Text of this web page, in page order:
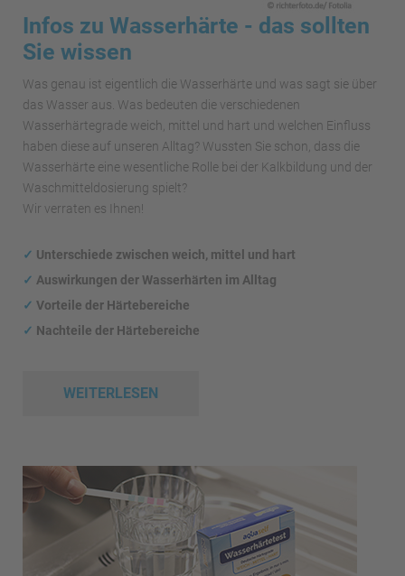
Infos zu Wasserhärte - das sollten
Sie wissen
Was genau ist eigentlich die Wasserhärte und was sagt sie über
das Wasser aus. Was bedeuten die verschiedenen
Wasserhärtegrade weich, mittel und hart und welchen Einfluss
haben diese auf unseren Alltag? Wussten Sie schon, dass die
Wasserhärte eine wesentliche Rolle bei der Kalkbildung und der
Waschmitteldosierung spielt?
Wir verraten es Ihnen!
✓ Unterschiede zwischen weich, mittel und hart
✓ Auswirkungen der Wasserhärten im Alltag
✓ Vorteile der Härtebereiche
✓ Nachteile der Härtebereiche
WEITERLESEN